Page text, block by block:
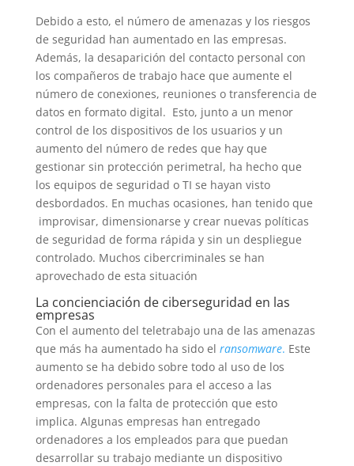
Debido a esto, el número de amenazas y los riesgos
de seguridad han aumentado en las empresas.
Además, la desaparición del contacto personal con
los compañeros de trabajo hace que aumente el
número de conexiones, reuniones o transferencia de
datos en formato digital. Esto, junto a un menor
control de los dispositivos de los usuarios y un
aumento del número de redes que hay que
gestionar sin protección perimetral, ha hecho que
los equipos de seguridad o TI se hayan visto
desbordados. En muchas ocasiones, han tenido que
improvisar, dimensionarse y crear nuevas políticas
de seguridad de forma rápida y sin un despliegue
controlado. Muchos cibercriminales se han
aprovechado de esta situación
La concienciación de ciberseguridad en las
empresas
Con el aumento del teletrabajo una de las amenazas
que más ha aumentado ha sido el ransomware. Este
aumento se ha debido sobre todo al uso de los
ordenadores personales para el acceso a las
empresas, con la falta de protección que esto
implica. Algunas empresas han entregado
ordenadores a los empleados para que puedan
desarrollar su trabajo mediante un dispositivo